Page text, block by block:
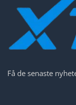
Få de senaste